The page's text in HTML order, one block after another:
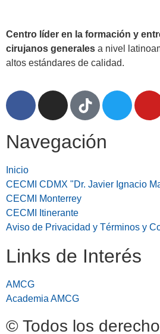
Centro líder en la formación y
cirujanos generales a nivel
altos estándares de calidad.
Navegación
Inicio
CECMI CDMX "Dr. Javier Ignacio
CECMI Monterrey
CECMI Itinerante
Aviso de Privacidad y Términos y
Links de Interés
AMCG
Academia AMCG
© Todos los